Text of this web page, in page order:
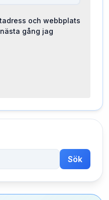
och webbplats
gång jag
Sök